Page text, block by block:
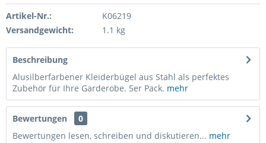
Artikel-Nr.:
K06219
Versandgewicht:
1.1 kg
Beschreibung
Alusilberfarbener Kleiderbügel aus Stahl als perfektes
Zubehör für Ihre Garderobe. 5er Pack. mehr
Bewertungen
0
Bewertungen lesen, schreiben und diskutieren... mehr